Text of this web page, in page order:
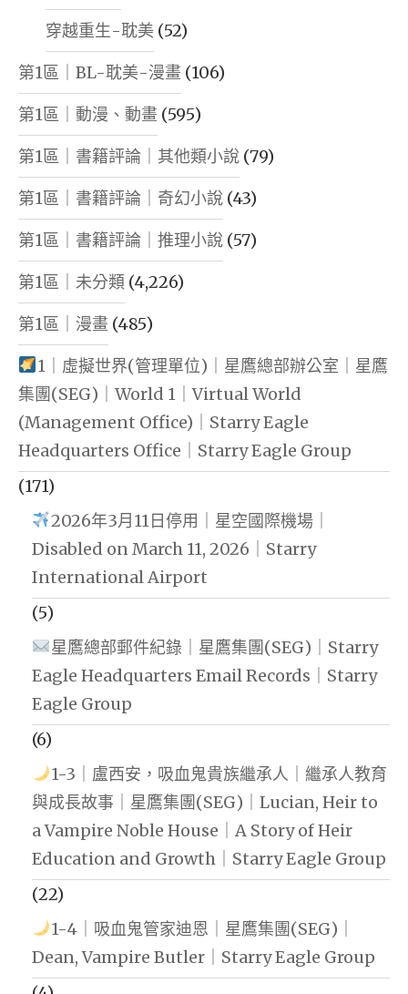
穿越重生-耽美 (52)
第1區｜BL-耽美-漫畫 (106)
第1區｜動漫、動畫 (595)
第1區｜書籍評論｜其他類小說 (79)
第1區｜書籍評論｜奇幻小說 (43)
第1區｜書籍評論｜推理小說 (57)
第1區｜未分類 (4,226)
第1區｜漫畫 (485)
1｜虛擬世界(管理單位)｜星鷹總部辦公室｜星鷹
集團(SEG)｜World 1｜Virtual World
(Management Office)｜Starry Eagle
Headquarters Office｜Starry Eagle Group
(171)
2026年3月11日停用｜星空國際機場｜
Disabled on March 11, 2026｜Starry
International Airport
(5)
星鷹總部郵件紀錄｜星鷹集團(SEG)｜Starry
Eagle Headquarters Email Records｜Starry
Eagle Group
(6)
1-3｜盧西安，吸血鬼貴族繼承人｜繼承人教育
與成長故事｜星鷹集團(SEG)｜Lucian, Heir to
a Vampire Noble House｜A Story of Heir
Education and Growth｜Starry Eagle Group
(22)
1-4｜吸血鬼管家迪恩｜星鷹集團(SEG)｜
Dean, Vampire Butler｜Starry Eagle Group